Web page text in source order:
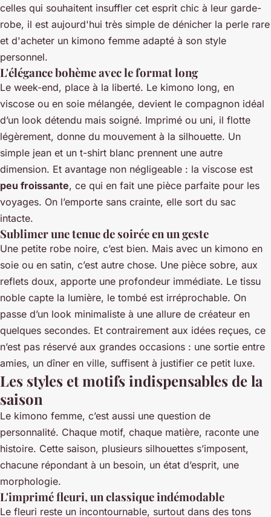
celles qui souhaitent insuffler cet esprit chic à leur garde-
robe, il est aujourd'hui très simple de dénicher la perle rare
et d'acheter un kimono femme adapté à son style
personnel.
L'élégance bohème avec le format long
Le week-end, place à la liberté. Le kimono long, en
viscose ou en soie mélangée, devient le compagnon idéal
d’un look détendu mais soigné. Imprimé ou uni, il flotte
légèrement, donne du mouvement à la silhouette. Un
simple jean et un t-shirt blanc prennent une autre
dimension. Et avantage non négligeable : la viscose est
peu froissante, ce qui en fait une pièce parfaite pour les
voyages. On l’emporte sans crainte, elle sort du sac
intacte.
Sublimer une tenue de soirée en un geste
Une petite robe noire, c’est bien. Mais avec un kimono en
soie ou en satin, c’est autre chose. Une pièce sobre, aux
reflets doux, apporte une profondeur immédiate. Le tissu
noble capte la lumière, le tombé est irréprochable. On
passe d’un look minimaliste à une allure de créateur en
quelques secondes. Et contrairement aux idées reçues, ce
n’est pas réservé aux grandes occasions : une sortie entre
amies, un dîner en ville, suffisent à justifier ce petit luxe.
Les styles et motifs indispensables de la
saison
Le kimono femme, c’est aussi une question de
personnalité. Chaque motif, chaque matière, raconte une
histoire. Cette saison, plusieurs silhouettes s’imposent,
chacune répondant à un besoin, un état d’esprit, une
morphologie.
L'imprimé fleuri, un classique indémodable
Le fleuri reste un incontournable, surtout dans des tons